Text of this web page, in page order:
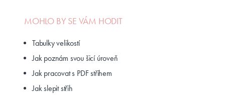
MOHLO BY SE VÁM HODIT
Tabulky velikostí
Jak poznám svou šicí úroveň
Jak pracovat s PDF střihem
Jak slepit střih